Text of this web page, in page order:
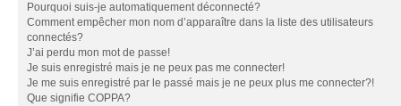
Pourquoi suis-je automatiquement déconnecté?
Comment empêcher mon nom d’apparaître dans la liste des utilisateurs
connectés?
J’ai perdu mon mot de passe!
Je suis enregistré mais je ne peux pas me connecter!
Je me suis enregistré par le passé mais je ne peux plus me connecter?!
Que signifie COPPA?